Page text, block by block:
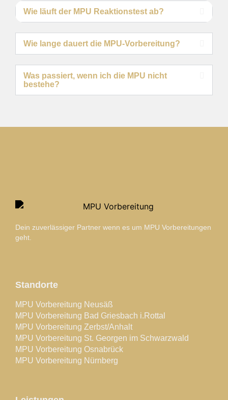
Wie läuft der MPU Reaktionstest ab?
Wie lange dauert die MPU-Vorbereitung?
Was passiert, wenn ich die MPU nicht
bestehe?
Dein zuverlässiger Partner wenn es um MPU Vorbereitungen
geht.
Standorte
MPU Vorbereitung Neusäß
MPU Vorbereitung Bad Griesbach i.Rottal
MPU Vorbereitung Zerbst/Anhalt
MPU Vorbereitung St. Georgen im Schwarzwald
MPU Vorbereitung Osnabrück
MPU Vorbereitung Nürnberg